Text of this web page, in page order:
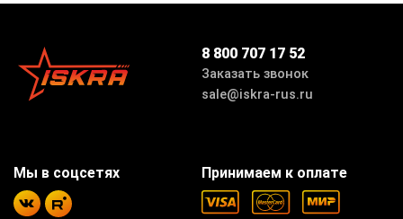
8 800 707 17 52
Заказать звонок
sale@iskra-rus.ru
Принимаем к оплате
Мы в соцсетях